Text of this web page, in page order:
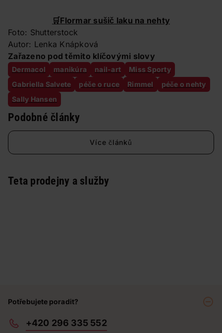
🛒Flormar sušič laku na nehty
Foto: Shutterstock
Autor: Lenka Knápková
Zařazeno pod těmito klíčovými slovy
Dermacol manikúra nail-art
Miss Sporty
Gabriella Salvete
péče o ruce Rimmel
péče o nehty
Sally Hansen
Podobné články
Více článků
Teta prodejny a služby
Potřebujete poradit?
+420 296 335 552